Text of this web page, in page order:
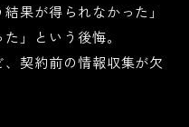
果が得られなかった」
」という後悔。
契約前の情報収集が欠